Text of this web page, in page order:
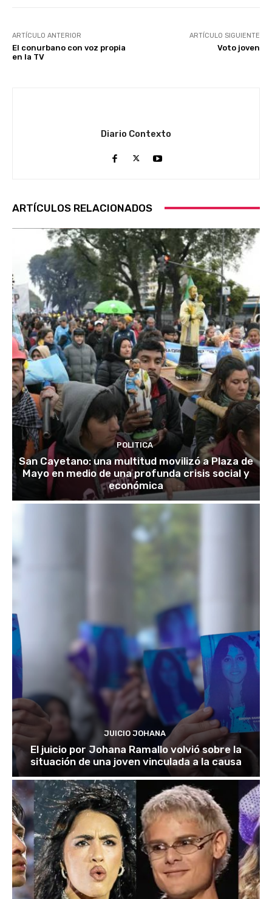
ARTÍCULO ANTERIOR
El conurbano con voz propia
en la TV
ARTÍCULO SIGUIENTE
Voto joven
Diario Contexto
ARTÍCULOS RELACIONADOS
POLITICA
San Cayetano: una multitud movilizó a Plaza de
Mayo en medio de una profunda crisis social y
económica
JUICIO JOHANA
El juicio por Johana Ramallo volvió sobre la
situación de una joven vinculada a la causa